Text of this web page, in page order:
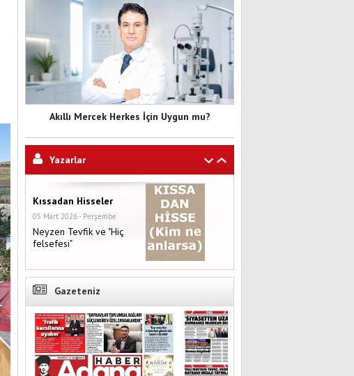
Akıllı Mercek Herkes İçin Uygun mu?
Yazarlar
Kıssadan Hisseler
05 Mart 2026 - Perşembe
Neyzen Tevfik ve "Hiç
felsefesi"
Gazeteniz